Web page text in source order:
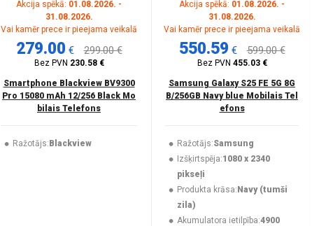
Akcija spēkā: 01.08.2026. -
31.08.2026.
Vai kamēr prece ir pieejama veikalā
279.00 € 299.00 €
Bez PVN 230.58 €
Smartphone Blackview BV9300
Pro 15080 mAh 12/256 Black Mo
bilais Telefons
Ražotājs: Blackview
Akcija spēkā: 01.08.2026. -
31.08.2026.
Vai kamēr prece ir pieejama veikalā
550.59 € 599.00 €
Bez PVN 455.03 €
Samsung Galaxy S25 FE 5G 8G
B/256GB Navy blue Mobilais Tel
efons
Ražotājs:Samsung
Izšķirtspēja:1080 x 2340
pikseļi
Produkta krāsa: Navy (tumši
zila)
Akumulatora ietilpība:4900